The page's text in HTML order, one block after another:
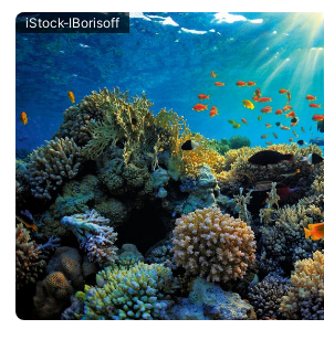
iStock-IBorisoff